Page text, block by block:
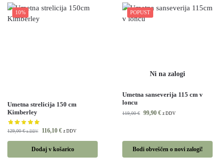
10%
Umetna strelicija 150 cm
Kimberley
129,00€ z DDV 116,10 € z DDV
Dodaj v košarico
POPUST
Umetna sanseverija 115 cm v
loncu
119,00€ 99,90 € z DDV
Bodi obveščen o novi zalogi!